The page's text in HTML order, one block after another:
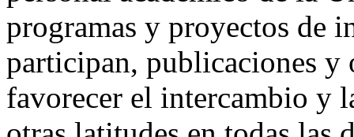
programas y proyectos de
participan, publicaciones
favorecer el intercambio y